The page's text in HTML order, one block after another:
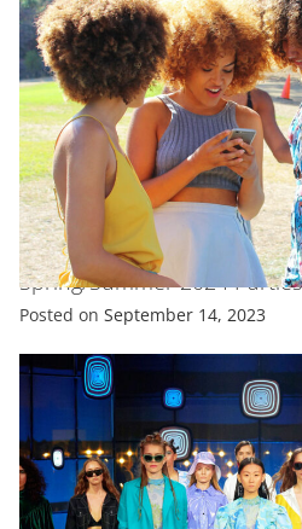
EXCLUSIVE FASHION FEATURED
All Celebrity Looks From
Spring/Summer 2024 Parties
Posted on September 14, 2023